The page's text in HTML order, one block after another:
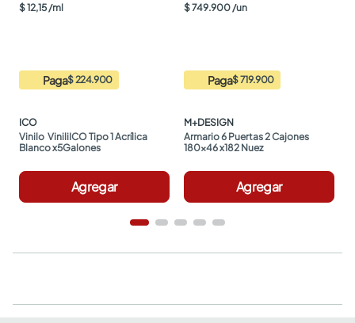
$12,15 /ml
Paga$ 224.900
ICO
Vinilo  ViniliICO Tipo 1 Acrílica
Blanco x5Galones
Agregar
$749.900 /un
Paga$ 719.900
M+DESIGN
Armario 6 Puertas 2 Cajones
180x46 x182 Nuez
Agregar